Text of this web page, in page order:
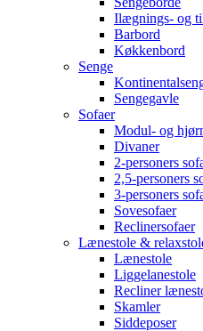
Ilægnings- og
Barbord
Køkkenbord
Senge
Sengegavle
Sofaer
Modul- og
Divaner
2-personers
2,5-personers
3-personers
Sovesofaer
Reclinersofaer
Lænestole &
Lænestole
Liggelanestole
Recliner
Skamler
Siddeposer